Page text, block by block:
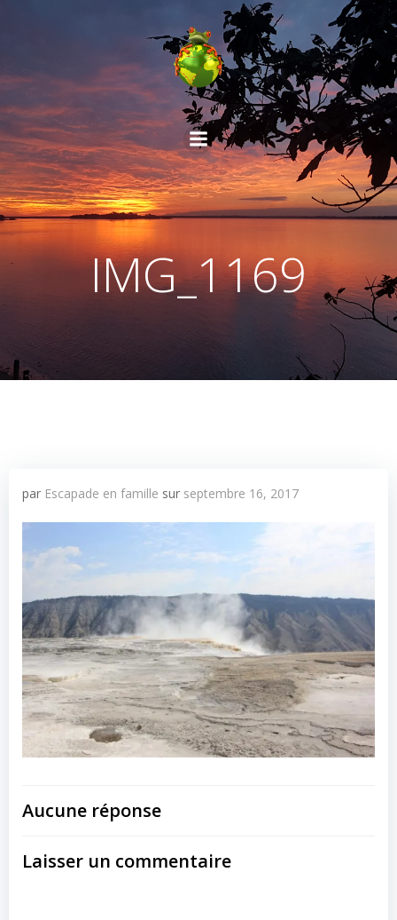
Aller
au
contenu
IMG_1169
par Escapade en famille sur septembre 16, 2017
Aucune réponse
Laisser un commentaire